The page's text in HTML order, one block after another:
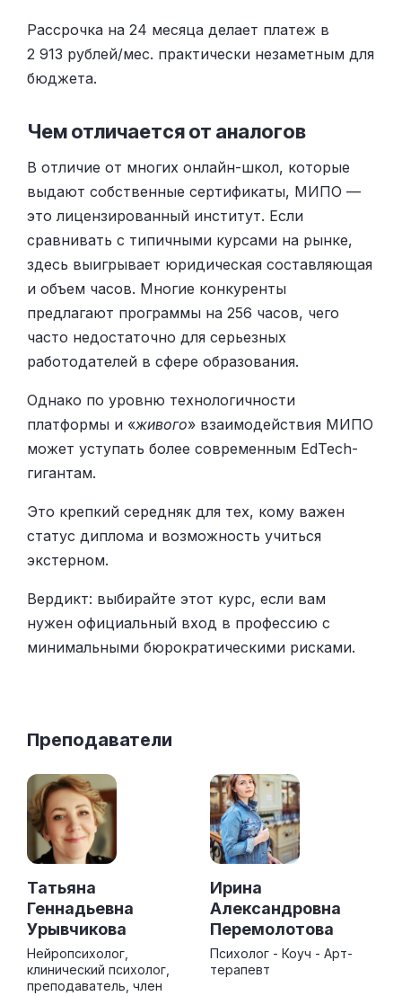
Рассрочка на 24 месяца делает платеж в
2 913 рублей/мес. практически незаметным для
бюджета.
Чем отличается от аналогов
В отличие от многих онлайн-школ, которые
выдают собственные сертификаты, МИПО —
это лицензированный институт. Если
сравнивать с типичными курсами на рынке,
здесь выигрывает юридическая составляющая
и объем часов. Многие конкуренты
предлагают программы на 256 часов, чего
часто недостаточно для серьезных
работодателей в сфере образования.
Однако по уровню технологичности
платформы и «живого» взаимодействия МИПО
может уступать более современным EdTech-
гигантам.
Это крепкий середняк для тех, кому важен
статус диплома и возможность учиться
экстерном.
Вердикт: выбирайте этот курс, если вам
нужен официальный вход в профессию с
минимальными бюрократическими рисками.
Преподаватели
Татьяна
Геннадьевна
Урывчикова
Нейропсихолог,
клинический психолог,
преподаватель, член
Ирина
Александровна
Перемолотова
Психолог - Коуч - Арт-
терапевт